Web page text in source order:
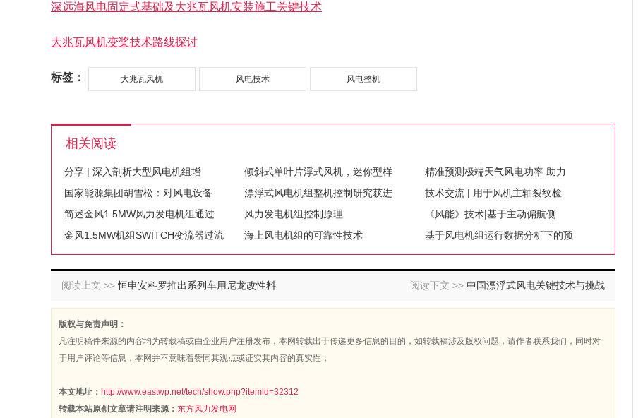
深远海风电固定式基础及大兆瓦风机安装施工关键技术
大兆瓦风机变桨技术路线探讨
标签： 大兆瓦风机 风电技术 风电整机
相关阅读
分享 | 深入剖析大型风电机组增 倾斜式单叶片浮式风机，迷你型样
精准预测极端天气风电功率 助力
国家能源集团胡雪松：对风电设备
漂浮式风电机组整机控制研究获进
技术交流 | 用于风机主轴裂纹检
简述金风1.5MW风力发电机组通过
风力发电机组控制原理
​《风能》技术|基于主动偏航侧
金风1.5MW机组SWITCH变流器过流
海上风电机组的可靠性技术 基于风电机组运行数据分析下的预
阅读上文 >>恒申安科罗推出系列车用尼龙改性料 阅读下文 >> 中国漂浮式风电关键技术与挑战
版权与免责声明：
凡注明稿件来源的内容均为转载稿或由企业用户注册发布，本网转载出于传递更多信息的目的，如转载稿涉及版权问题，请作者联系我们，同时对
于用户评论等信息，本网并不意味着赞同其观点或证实其内容的真实性；
本文地址： http://www.eastwp.net/tech/show.php?itemid=32312
转载本站原创文章请注明来源： 东方风力发电网